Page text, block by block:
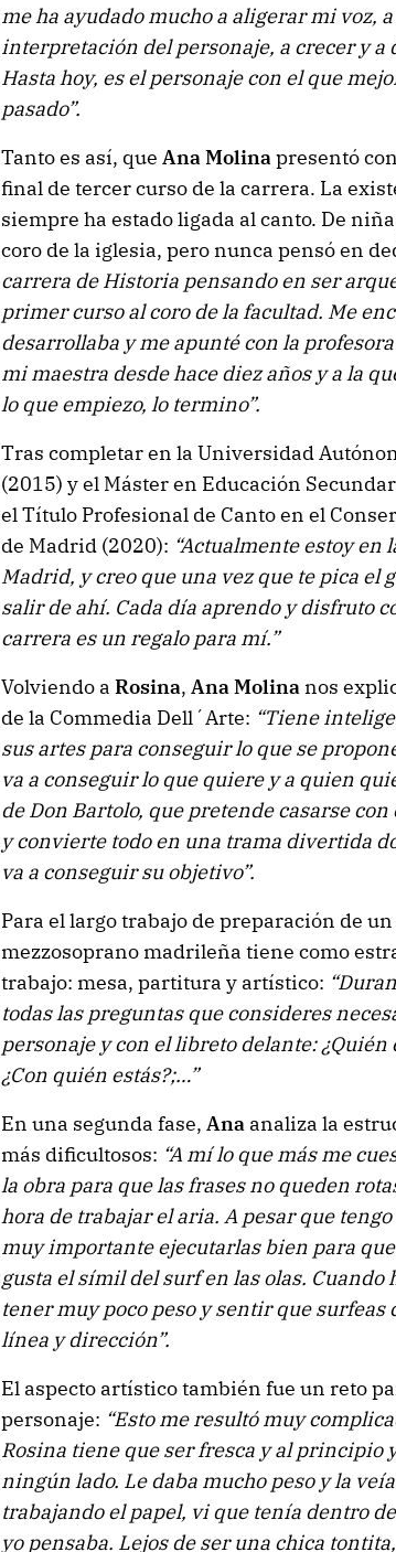
me ha ayudado mucho a aligerar mi voz,
interpretación del personaje, a crecer y
Hasta hoy, es el personaje con el que
pasado”.
Tanto es así, que Ana Molinapresentó
final de tercer curso de la carrera. La
siempre ha estado ligada al canto. De
coro de la iglesia, pero nunca pensó en
carrera de Historia pensando en ser
primer curso al coro de la facultad. Me
desarrollaba y me apunté con la
mi maestra desde hace diez años y a la
lo que empiezo, lo termino”.
Tras completar en la Universidad
(2015) y el Máster en Educación
el Título Profesional de Canto en el
de Madrid (2020): “Actualmente estoy en
Madrid, y creo que una vez que te pica el
salir de ahí. Cada día aprendo y disfruto
carrera es un regalo para mí.”
Volviendo a Rosina, Ana Molinanos
de la Commedia Dell´Arte: “Tiene
sus artes para conseguir lo que se
va a conseguir lo que quiere y a quien
de Don Bartolo, que pretende casarse
y convierte todo en una trama divertida
va a conseguir su objetivo”.
Para el largo trabajo de preparación de
mezzosoprano madrileña tiene como
trabajo: mesa, partitura y artístico:
todas las preguntas que consideres
personaje y con el libreto delante: ¿Quién
¿Con quién estás?;…”
En una segunda fase, Anaanaliza la
más dificultosos: “A mí lo que más me
la obra para que las frases no queden
hora de trabajar el aria. A pesar que
muy importante ejecutarlas bien para
gusta el símil del surf en las olas.
tener muy poco peso y sentir que surfeas
línea y dirección”.
El aspecto artístico también fue un reto
personaje: “Esto me resultó muy
Rosina tiene que ser fresca y al principio
ningún lado. Le daba mucho peso y la
trabajando el papel, vi que tenía dentro
yo pensaba. Lejos de ser una chica